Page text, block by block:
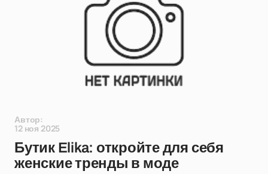
Автор:
12 ноя 2025
Бутик Elika: откройте для себя
женские тренды в моде